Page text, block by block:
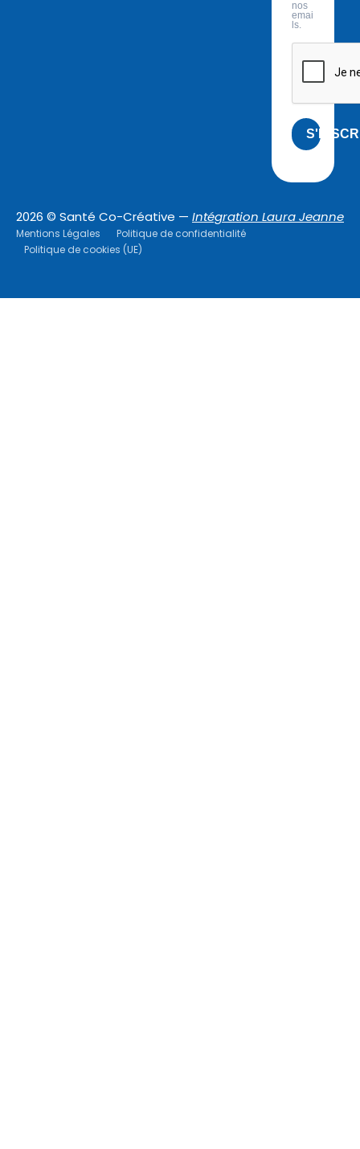
nos
emai
ls.
2026 © Santé Co-Créative — Intégration Laura Jeanne
Mentions Légales
Politique de confidentialité
Politique de cookies (UE)